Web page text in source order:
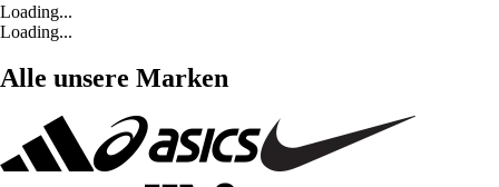
Loading...
Loading...
Alle unsere Marken